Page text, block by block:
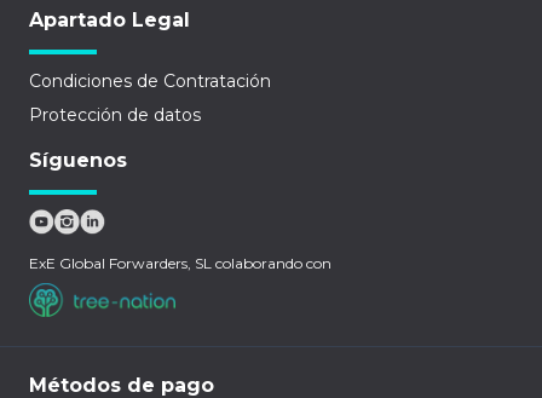
Apartado Legal
Condiciones de Contratación
Protección de datos
Síguenos
ExE Global Forwarders, SL colaborando con
Métodos de pago